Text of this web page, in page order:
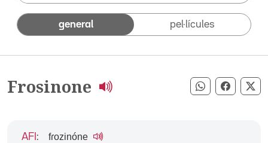
general pel·lícules
Frosinone Compartir
AFI : fɾozinóne